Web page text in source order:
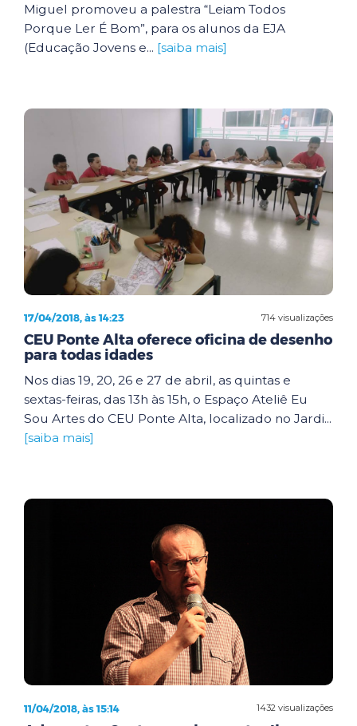
Miguel promoveu a palestra “Leiam Todos
Porque Ler É Bom”, para os alunos da EJA
(Educação Jovens e... [saiba mais]
714 visualizações
17/04/2018, às 14:23
CEU Ponte Alta oferece oficina de desenho
para todas idades
Nos dias 19, 20, 26 e 27 de abril, as quintas e
sextas-feiras, das 13h às 15h, o Espaço Ateliê Eu
Sou Artes do CEU Ponte Alta, localizado no Jardi...
[saiba mais]
1432 visualizações
11/04/2018, às 15:14